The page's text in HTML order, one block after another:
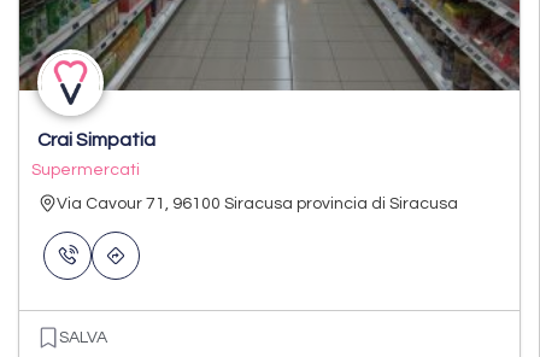
Crai Simpatia
Supermercati
Via Cavour 71, 96100 Siracusa provincia di Siracusa
SALVA